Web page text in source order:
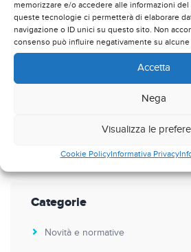
memorizzare e/o accedere alle informazioni
queste tecnologie ci permetterà di elaborare
navigazione o ID unici su questo sito. Non
consenso può influire negativamente su
Accetta
Nega
Visualizza le
Cookie PolicyInformativa Privacy
Supply Chain Management, come
Novembre 2019
Privacy GDPR e ERP, come
Categorie
Novità e normative